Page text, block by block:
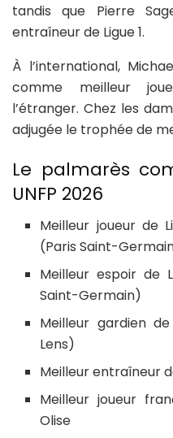
tandis que Pierre
entraîneur de Ligue 1.
À l’international,
comme meilleur
l’étranger. Chez les
adjugée le trophée de
Le palmarès
UNFP 2026
Meilleur joueur de
(Paris Saint-
Meilleur espoir de
Saint-Germain)
Meilleur gardien
Lens)
Meilleur entraîneur
Meilleur joueur
Olise